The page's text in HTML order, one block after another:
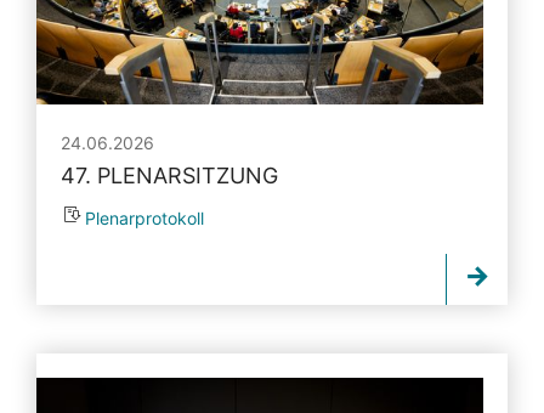
24.06.2026
47. PLENARSITZUNG
Plenarprotokoll